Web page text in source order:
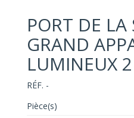
PORT DE LA
GRAND
LUMINEUX
RÉF. -
Pièce(s)